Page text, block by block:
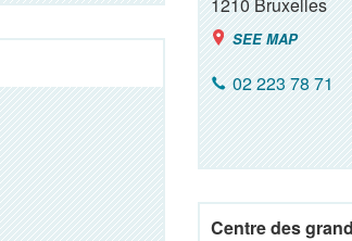
SEE MAP
02 223 78 71
Centre des